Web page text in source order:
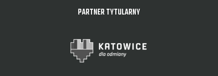
PARTNER TYTULARNY